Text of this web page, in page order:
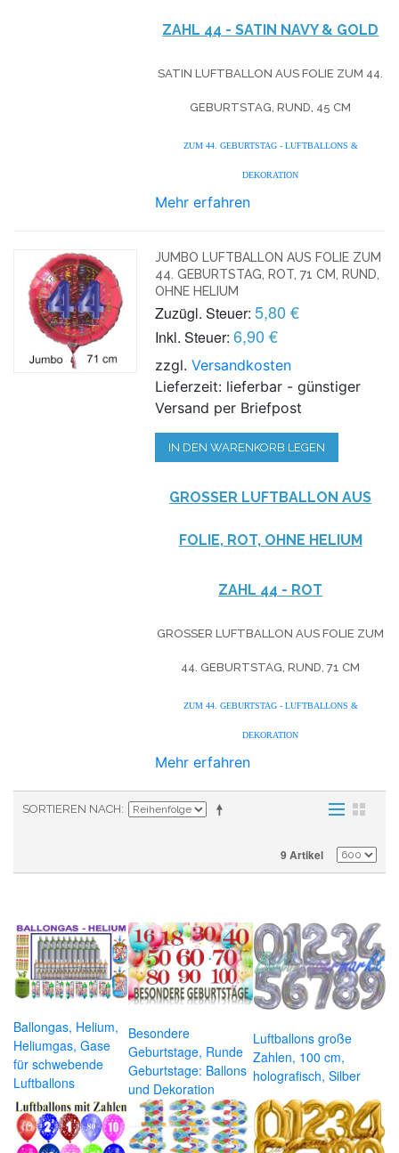
ZAHL 44 - SATIN NAVY & GOLD
SATIN LUFTBALLON AUS FOLIE ZUM 44.
GEBURTSTAG, RUND, 45 CM
ZUM 44. GEBURTSTAG - LUFTBALLONS &
DEKORATION
Mehr erfahren
JUMBO LUFTBALLON AUS FOLIE ZUM
44. GEBURTSTAG, ROT, 71 CM, RUND,
OHNE HELIUM
Zuzügl. Steuer: 5,80 €
Inkl. Steuer: 6,90 €
zzgl.Versandkosten
Lieferzeit: lieferbar - günstiger
Versand per Briefpost
IN DEN WARENKORB LEGEN
GROSSER LUFTBALLON AUS F
OLIE, ROT, OHNE HELIUM
ZAHL 44 - ROT
GROSSER LUFTBALLON AUS FOLIE ZUM 4
4. GEBURTSTAG, RUND, 71 CM
ZUM 44. GEBURTSTAG - LUFTBALLONS &
DEKORATION
Mehr erfahren
SORTIEREN NACH
9 Artikel
Ballongas, Helium,
Heliumgas, Gase
für schwebende
Luftballons
Besondere
Geburtstage, Runde
Geburtstage: Ballons
und Dekoration
Luftballons große
Zahlen, 100 cm,
holografisch, Silber